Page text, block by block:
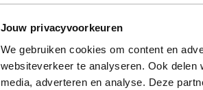
Jouw privacyvoorkeuren
We gebruiken cookies om content en
websiteverkeer te analyseren. Ook
media, adverteren en analyse. Deze
Zwarte leren cowboylaarsjes met
View
It looks